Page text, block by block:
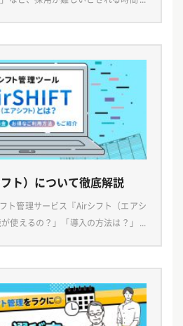
ト）について徹底解説
ト管理サービス『Airシフト（エアシ
使えるの？」「導入の方法は？」そ